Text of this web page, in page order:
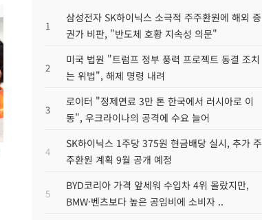
1
삼성전자 SK하이닉스 소극적 주주환원에 해외 증
권가 비판, "반도체 호황 지속성 의문"
2
미국 법원 "트럼프 정부 풍력 프로젝트 동결 조치
는 위법", 해제 명령 내려
3
로이터 "정제연료 3만 톤 한국에서 러시아로 이
동", 우크라이나의 공격에 수요 늘어
4
SK하이닉스 1주당 375원 현금배당 실시, 추가 주
주환원 계획 9월 공개 예정
5
BYD코리아 가격 앞세워 수입차 4위 올랐지만,
BMW·벤츠보다 높은 공임비에 소비자 ..